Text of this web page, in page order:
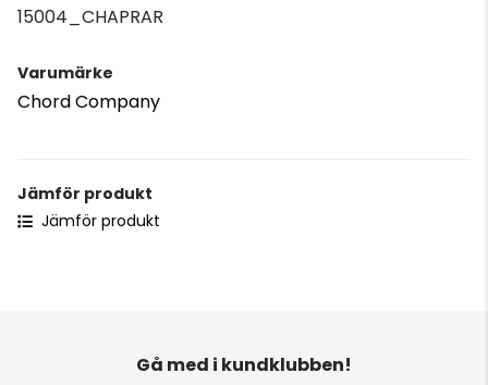
15004_CHAPRAR
Varumärke
Chord Company
Jämför produkt
Jämför produkt
Gå med i kundklubben!